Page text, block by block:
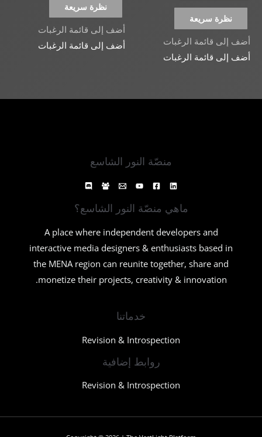
نظرة سريعة
أضف إلى قائمة الرغبات
أضف إلى قائمة الرغبات
نظرة سريعة
أضف إلى قائمة الرغبات
أضف إلى قائمة الرغبات
منصّة النور الشاسع
ماهي منصّة النور الشاسع؟
A place where independent developers and
interactive media designers & enthusiasts based in
the MENA region can reunite together, share and
monetize their projects, creativity & innovation.
خدماتنا
Revision & Introspection
روابط إضافية
Revision & Introspection